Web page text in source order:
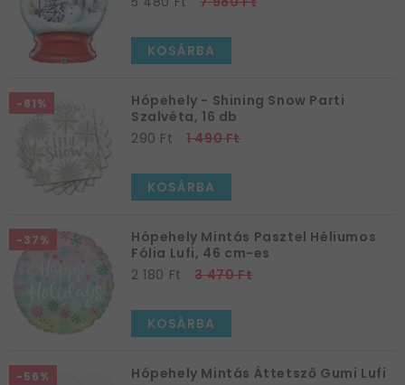
KOSÁRBA
-81%
Hópehely - Shining Snow Parti
Szalvéta, 16 db
290 Ft
1 490 Ft
KOSÁRBA
-37%
Hópehely Mintás Pasztel Héliumos
Fólia Lufi, 46 cm-es
2 180 Ft
3 470 Ft
KOSÁRBA
-56%
Hópehely Mintás Áttetsző Gumi Lufi